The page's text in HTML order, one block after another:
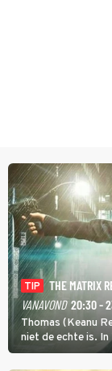
TIP
THE MATRIX
VANAVOND 20:30 -
Thomas (Keanu
niet de echte is.
proberen uit deze